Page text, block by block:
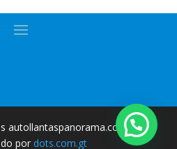
autollantaspanorama.com|
pordots.com.gt